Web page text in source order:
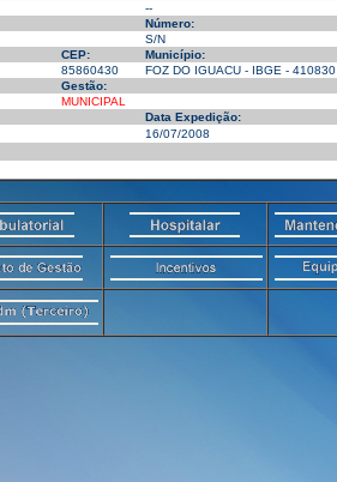
--
Número:
S/N
CEP: Município:
85860430 FOZ DO IGUACU - IBGE - 410830
Gestão:
MUNICIPAL
Data Expedição:
16/07/2008